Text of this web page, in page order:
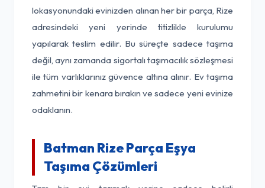
lokasyonundaki evinizden alınan her bir parça, Rize
adresindeki yeni yerinde titizlikle kurulumu
yapılarak teslim edilir. Bu süreçte sadece taşıma
değil, aynı zamanda sigortalı taşımacılık sözleşmesi
ile tüm varlıklarınız güvence altına alınır. Ev taşıma
zahmetini bir kenara bırakın ve sadece yeni evinize
odaklanın.
Batman Rize Parça Eşya
Taşıma Çözümleri